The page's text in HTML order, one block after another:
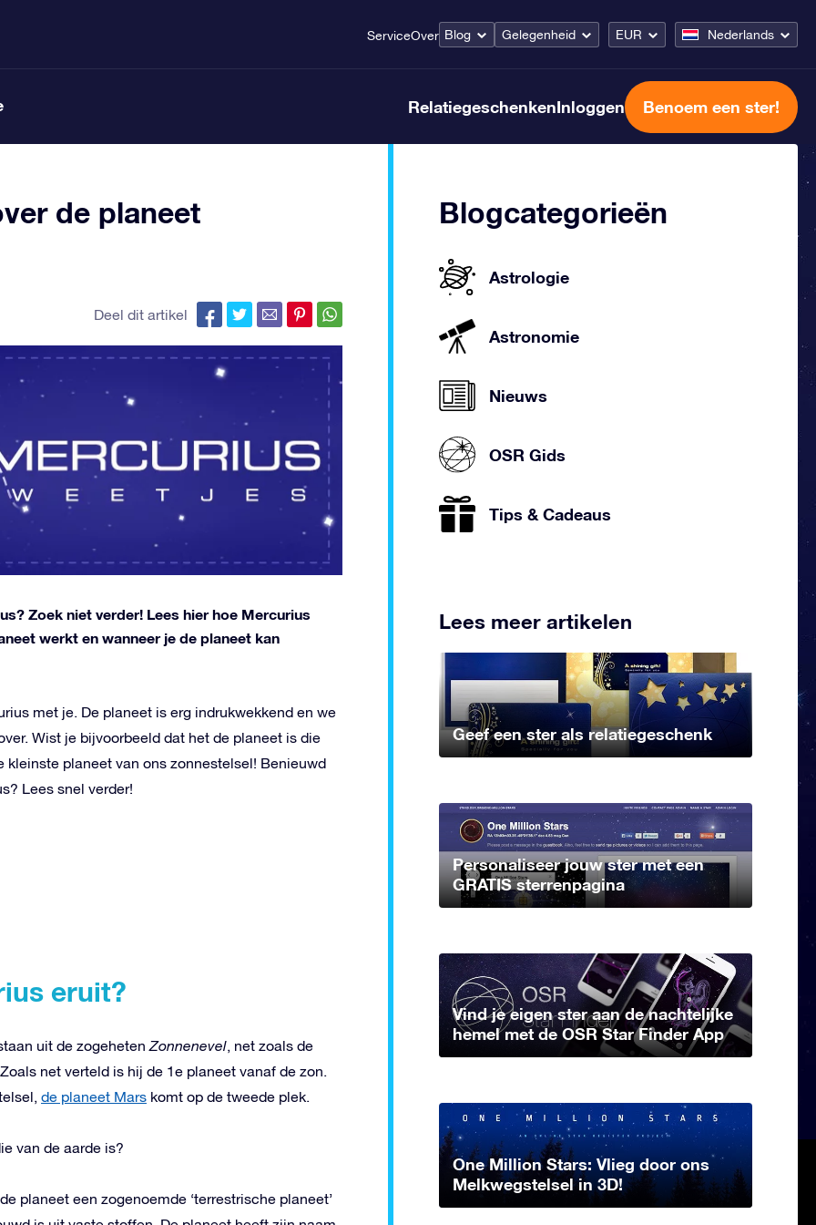
ServiceOver Blog Gelegenheid EUR Nederlands
RelatiegeschenkenInloggen Benoem een ster!
de planeet
Deel dit artikel
Zoek niet verder! Lees hier hoe Mercurius
werkt en wanneer je de planeet kan
met je. De planeet is erg indrukwekkend en we
Wist je bijvoorbeeld dat het de planeet is die
planeet van ons zonnestelsel! Benieuwd
Lees snel verder!
eruit?
uit de zogehetenZonnenevel, net zoals de
net verteld is hij de 1e planeet vanaf de zon.
de planeet Mars komt op de tweede plek.
van de aarde is?
planeet een zogenoemde ‘terrestrische planeet’
Blogcategorieën
Astrologie
Astronomie
Nieuws
OSR Gids
Tips & Cadeaus
Lees meer artikelen
Geef een ster als relatiegeschenk
Personaliseer jouw ster met een
GRATIS sterrenpagina
Vind je eigen ster aan de nachtelijke
hemel met de OSR Star Finder App
One Million Stars: Vlieg door ons
Melkwegstelsel in 3D!